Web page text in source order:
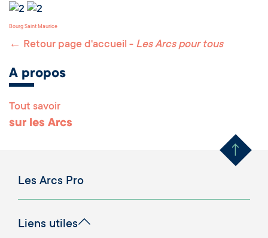
Bourg Saint Maurice
← Retour page d'accueil - Les Arcs pour tous
A propos
Tout savoir
sur les Arcs Remonter
Les Arcs Pro
Liens utiles